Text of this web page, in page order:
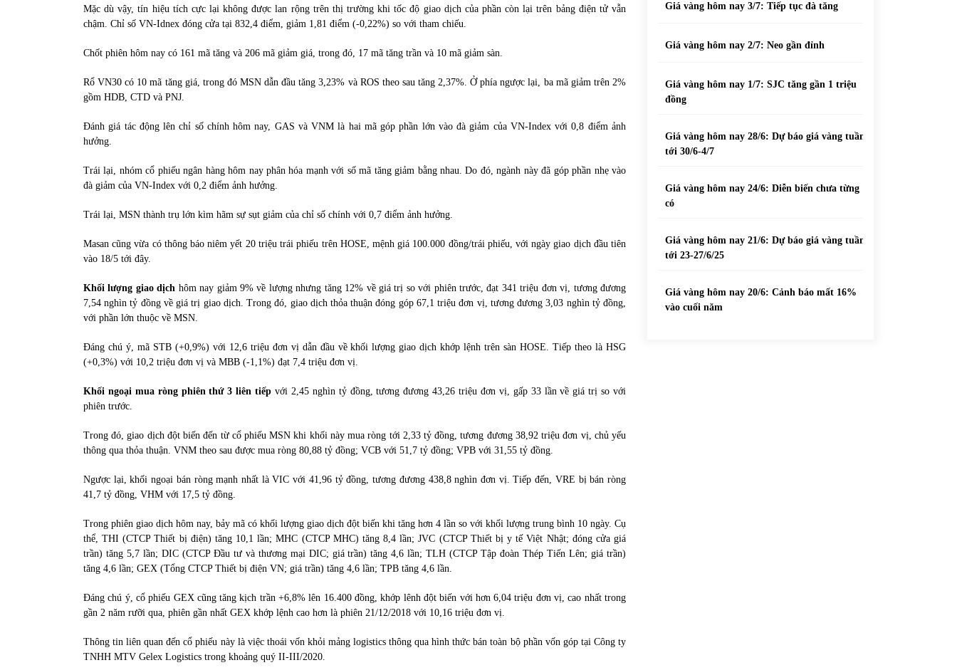
Mặc dù vậy, tín hiệu tích cực lại không được lan rộng trên thị trường khi tốc độ giao dịch của phần còn lại trên bảng điện tử vẫn
chậm. Chỉ số VN-Idnex đóng cửa tại 832,4 điểm, giảm 1,81 điểm (-0,22%) so với tham chiếu.
Chốt phiên hôm nay có 161 mã tăng và 206 mã giảm giá, trong đó, 17 mã tăng trần và 10 mã giảm sàn.
Rổ VN30 có 10 mã tăng giá, trong đó MSN dẫn đầu tăng 3,23% và ROS theo sau tăng 2,37%. Ở phía ngược lại, ba mã giảm trên 2%
gồm HDB, CTD và PNJ.
Đánh giá tác động lên chỉ số chính hôm nay, GAS và VNM là hai mã góp phần lớn vào đà giảm của VN-Index với 0,8 điểm ảnh
hưởng.
Trái lại, nhóm cổ phiếu ngân hàng hôm nay phân hóa mạnh với số mã tăng giảm bằng nhau. Do đó, ngành này đã góp phần nhẹ vào
đà giảm của VN-Index với 0,2 điểm ảnh hưởng.
Trái lại, MSN thành trụ lớn kìm hãm sự sụt giảm của chỉ số chính với 0,7 điểm ảnh hưởng.
Masan cũng vừa có thông báo niêm yết 20 triệu trái phiếu trên HOSE, mệnh giá 100.000 đồng/trái phiếu, với ngày giao dịch đầu tiên
vào 18/5 tới đây.
Khối lượng giao dịch hôm nay giảm 9% về lượng nhưng tăng 12% về giá trị so với phiên trước, đạt 341 triệu đơn vị, tương đương
7,54 nghìn tỷ đồng về giá trị giao dịch. Trong đó, giao dịch thỏa thuận đóng góp 67,1 triệu đơn vị, tương đương 3,03 nghìn tỷ đồng,
với phần lớn thuộc về MSN.
Đáng chú ý, mã STB (+0,9%) với 12,6 triệu đơn vị dẫn đầu về khối lượng giao dịch khớp lệnh trên sàn HOSE. Tiếp theo là HSG
(+0,3%) với 10,2 triệu đơn vị và MBB (-1,1%) đạt 7,4 triệu đơn vị.
Khối ngoại mua ròng phiên thứ 3 liên tiếp với 2,45 nghìn tỷ đồng, tương đương 43,26 triệu đơn vị, gấp 33 lần về giá trị so với
phiên trước.
Trong đó, giao dịch đột biến đến từ cổ phiếu MSN khi khối này mua ròng tới 2,33 tỷ đồng, tương đương 38,92 triệu đơn vị, chủ yếu
thông qua thỏa thuận. VNM theo sau được mua ròng 80,88 tỷ đồng; VCB với 51,7 tỷ đồng; VPB với 31,55 tỷ đồng.
Ngược lại, khối ngoại bán ròng mạnh nhất là VIC với 41,96 tỷ đồng, tương đương 438,8 nghìn đơn vị. Tiếp đến, VRE bị bán ròng
41,7 tỷ đồng, VHM với 17,5 tỷ đồng.
Trong phiên giao dịch hôm nay, bảy mã có khối lượng giao dịch đột biến khi tăng hơn 4 lần so với khối lượng trung bình 10 ngày. Cụ
thể, THI (CTCP Thiết bị điện) tăng 10,1 lần; MHC (CTCP MHC) tăng 8,4 lần; JVC (CTCP Thiết bị y tế Việt Nhật; đóng cửa giá
trần) tăng 5,7 lần; DIC (CTCP Đầu tư và thương mại DIC; giá trần) tăng 4,6 lần; TLH (CTCP Tập đoàn Thép Tiến Lên; giá trần)
tăng 4,6 lần; GEX (Tổng CTCP Thiết bị điện VN; giá trần) tăng 4,6 lần; TPB tăng 4,6 lần.
Đáng chú ý, cổ phiếu GEX cũng tăng kịch trần +6,8% lên 16.400 đồng, khớp lênh đột biến với hơn 6,04 triệu đơn vị, cao nhất trong
gần 2 năm rưỡi qua, phiên gần nhất GEX khớp lệnh cao hơn là phiên 21/12/2018 với 10,16 triệu đơn vị.
Thông tin liên quan đến cổ phiếu này là việc thoái vốn khỏi mảng logistics thông qua hình thức bán toàn bộ phần vốn góp tại Công ty
TNHH MTV Gelex Logistics trong khoảng quý II-III/2020.
Giá vàng hôm nay 3/7: Tiếp tục đà tăng
Giá vàng hôm nay 2/7: Neo gần đỉnh
Giá vàng hôm nay 1/7: SJC tăng gần 1 triệu
đồng
Giá vàng hôm nay 28/6: Dự báo giá vàng tuần
tới 30/6-4/7
Giá vàng hôm nay 24/6: Diễn biến chưa từng
có
Giá vàng hôm nay 21/6: Dự báo giá vàng tuần
tới 23-27/6/25
Giá vàng hôm nay 20/6: Cảnh báo mất 16%
vào cuối năm